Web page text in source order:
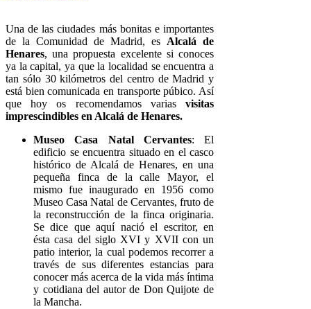
Una de las ciudades más bonitas e importantes
de la Comunidad de Madrid, es Alcalá de
Henares, una propuesta excelente si conoces
ya la capital, ya que la localidad se encuentra a
tan sólo 30 kilómetros del centro de Madrid y
está bien comunicada en transporte púbico. Así
que hoy os recomendamos varias visitas
imprescindibles en Alcalá de Henares.
Museo Casa Natal Cervantes: El
edificio se encuentra situado en el casco
histórico de Alcalá de Henares, en una
pequeña finca de la calle Mayor, el
mismo fue inaugurado en 1956 como
Museo Casa Natal de Cervantes, fruto de
la reconstrucción de la finca originaria.
Se dice que aquí nació el escritor, en
ésta casa del siglo XVI y XVII con un
patio interior, la cual podemos recorrer a
través de sus diferentes estancias para
conocer más acerca de la vida más íntima
y cotidiana del autor de Don Quijote de
la Mancha.